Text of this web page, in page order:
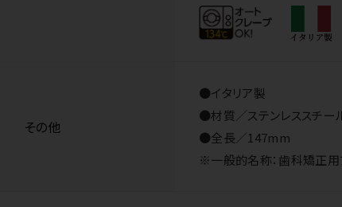
その他
●イタリア製
●材質／ステンレススチー
●全長／147mm
※一般的名称：歯科矯正用